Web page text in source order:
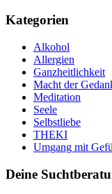
Kategorien
Alkohol
Allergien
Ganzheitlichkeit
Macht der
Meditation
Seele
Selbstliebe
THEKI
Umgang mit
Deine